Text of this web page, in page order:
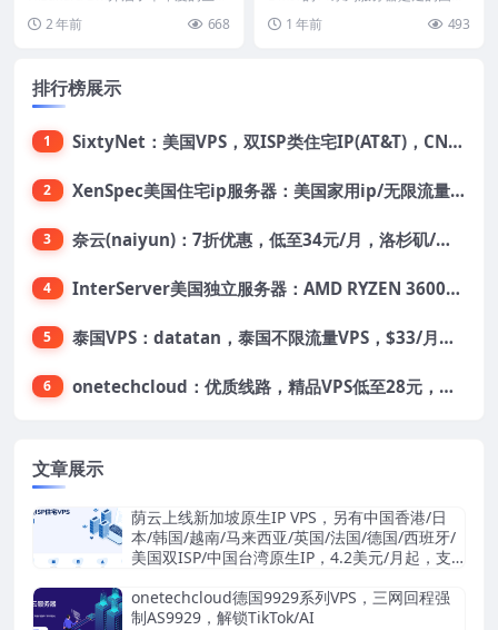
1核/20gSSD/2T流量/1Gbps
带宽
方进行...
2 年前 668
O Pro系列免费升级流量，支
持支付宝/微信支付/Paypal
miu...1 年前 493
排行榜展示
1 SixtyNet：美国VPS，双ISP类住宅IP(AT&T)，CN2 GIA网络，超高DDoS防御，$14/月，2G内存/2核/40gSSD/5T流量/10Gbps带宽
2 XenSpec美国住宅ip服务器：美国家用ip/无限流量/10Gbps独享带宽/449美元/月起，支持支付宝
3 奈云(naiyun)：7折优惠，低至34元/月，洛杉矶/香港机房，三网CN2 GIA/CUII/高防保护，解锁Chatgpt/Tiktok
4 InterServer美国独立服务器：AMD RYZEN 3600X处理器，75美元/月，送40美元
5 泰国VPS：datatan，泰国不限流量VPS，$33/月，4G内存/3核/60gSSD
6 onetechcloud：优质线路，精品VPS低至28元，美国三网原生CN2 GIA（高防可选）、香港CN2、韩国CN2
文章展示
荫云上线新加坡原生IP VPS，另有中国香港/日
本/韩国/越南/马来西亚/英国/法国/德国/西班牙/
美国双ISP/中国台湾原生IP，4.2美元/月起，支
onetechcloud德国9929系列VPS，三网回程强
制AS9929，解锁TikTok/AI